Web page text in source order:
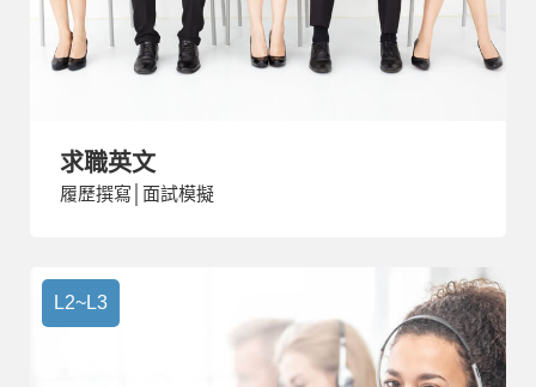
求職英文
履歷撰寫│面試模擬
L2~L3